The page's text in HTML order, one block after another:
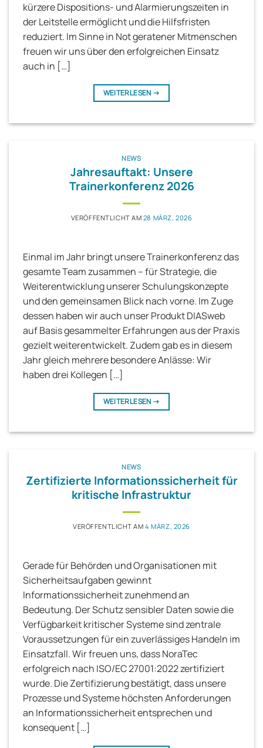
kürzere Dispositions- und Alarmierungszeiten in
der Leitstelle ermöglicht und die Hilfsfristen
reduziert. Im Sinne in Not geratener Mitmenschen
freuen wir uns über den erfolgreichen Einsatz
auch in […]
WEITERLESEN →
NEWS
Jahresauftakt: Unsere
Trainerkonferenz 2026
VERÖFFENTLICHT AM 28 MÄRZ, 2026
Einmal im Jahr bringt unsere Trainerkonferenz das
gesamte Team zusammen – für Strategie, die
Weiterentwicklung unserer Schulungskonzepte
und den gemeinsamen Blick nach vorne. Im Zuge
dessen haben wir auch unser Produkt DIASweb
auf Basis gesammelter Erfahrungen aus der Praxis
gezielt weiterentwickelt. Zudem gab es in diesem
Jahr gleich mehrere besondere Anlässe: Wir
haben drei Kollegen […]
WEITERLESEN →
NEWS
Zertifizierte Informationssicherheit für
kritische Infrastruktur
VERÖFFENTLICHT AM4 MÄRZ, 2026
Gerade für Behörden und Organisationen mit
Sicherheitsaufgaben gewinnt
Informationssicherheit zunehmend an
Bedeutung. Der Schutz sensibler Daten sowie die
Verfügbarkeit kritischer Systeme sind zentrale
Voraussetzungen für ein zuverlässiges Handeln im
Einsatzfall. Wir freuen uns, dass NoraTec
erfolgreich nach ISO/EC 27001:2022 zertifiziert
wurde. Die Zertifizierung bestätigt, dass unsere
Prozesse und Systeme höchsten Anforderungen
an Informationssicherheit entsprechen und
konsequent […]